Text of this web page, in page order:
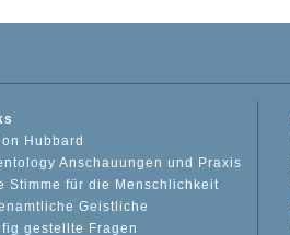
Hubbard
Anschauungen und Praxis
Stimme für die Menschlichkeit
Geistliche
gestellte Fragen